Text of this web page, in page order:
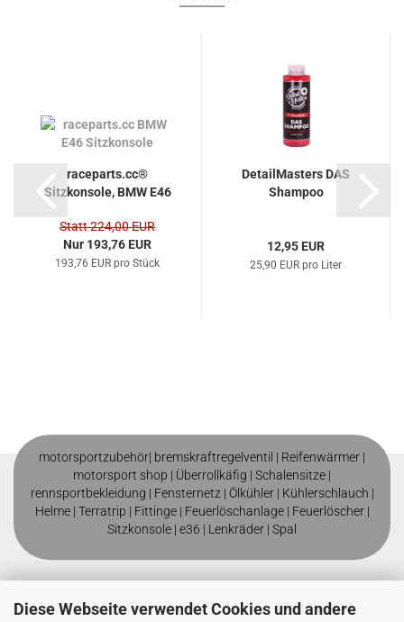
Diese Webseite verwendet Cookies und andere
raceparts.cc®
Sitzkonsole, BMW E46
Statt 224,00 EUR
Nur 193,76 EUR
193,76 EUR pro Stück
DetailMasters DAS
Shampoo
12,95 EUR
25,90 EUR pro Liter
motorsportzubehör| bremskraftregelventil | Reifenwärmer |
motorsport shop | Überrollkäfig | Schalensitze |
rennsportbekleidung | Fensternetz | Ölkühler| Kühlerschlauch |
Helme | Terratrip | Fittinge| Feuerlöschanlage | Feuerlöscher |
Sitzkonsole | e36 | Lenkräder | Spal